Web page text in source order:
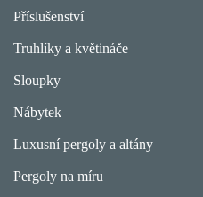
Příslušenství
Truhlíky a květináče
Sloupky
Nábytek
Luxusní pergoly a altány
Pergoly na míru